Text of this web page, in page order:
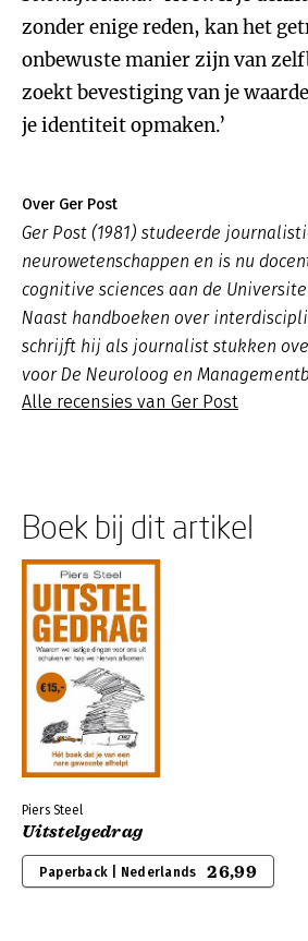
zonder enige reden, kan het
onbewuste manier zijn van
zoekt bevestiging van je
je identiteit opmaken.’
Over Ger Post
Ger Post (1981) studeerde
neurowetenschappen en is nu
cognitive sciences aan de
Naast handboeken over
schrijft hij als journalist stukken
voor De Neuroloog en
Alle recensies van Ger Post
Boek bij dit artikel
Piers Steel
Uitstelgedrag
Paperback | Nederlands 26,99